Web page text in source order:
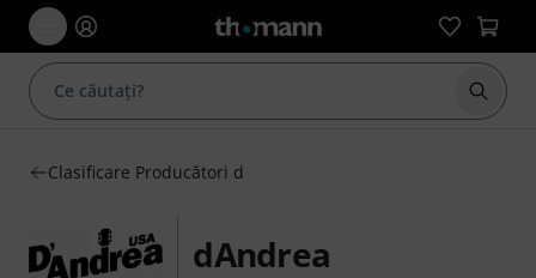
Clasificare Producători d
dAndrea